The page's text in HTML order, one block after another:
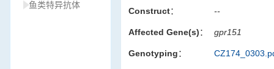
鱼类特异抗体
Construct： --
Affected Gene(s)： gpr151
Genotyping：